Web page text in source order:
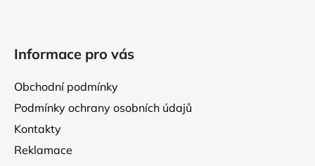
Informace pro vás
Obchodní podmínky
Podmínky ochrany osobních údajů
Kontakty
Reklamace